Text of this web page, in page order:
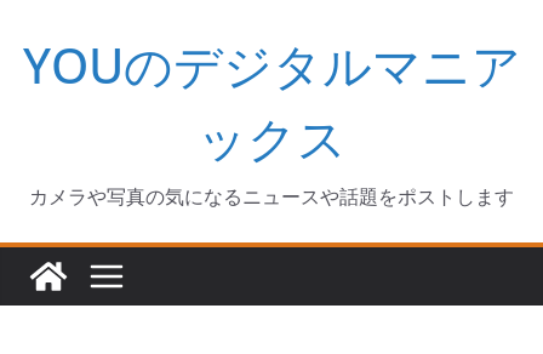
キ
YOUのデジタルマニア
ックス
カメラや写真の気になるニュースや話題をポストします